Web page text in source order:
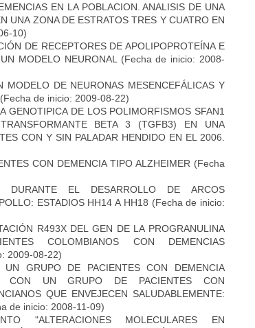
EN LA POBLACION. ANALISIS DE UNA
UNA ZONA DE ESTRATOS TRES Y CUATRO EN
10)
DE RECEPTORES DE APOLIPOPROTEÍNA E
MODELO NEURONAL
(Fecha de inicio: 2008-
DE NEURONAS MESENCEFÁLICAS Y
(Fecha de inicio: 2009-08-22)
GENOTIPICA DE LOS POLIMORFISMOS SFAN1
BETA 3 (TGFB3) EN UNA
CON Y SIN PALADAR HENDIDO EN EL 2006.
CON DEMENCIA TIPO ALZHEIMER (Fecha
DURANTE EL DESARROLLO DE ARCOS
ESTADIOS HH14 A HH18 (Fecha de inicio:
R493X DEL GEN DE LA PROGRANULINA
COLOMBIANOS CON DEMENCIAS
2009-08-22)
UN GRUPO DE PACIENTES CON DEMENCIA
CON UN GRUPO DE PACIENTES CON
QUE ENVEJECEN SALUDABLEMENTE:
de inicio: 2008-11-09)
"ALTERACIONES MOLECULARES EN